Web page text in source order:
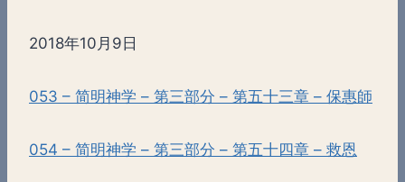
2018年10月9日
053 – 简明神学 – 第三部分 – 第五十三章 – 保惠師
054 – 简明神学 – 第三部分 – 第五十四章 – 救恩